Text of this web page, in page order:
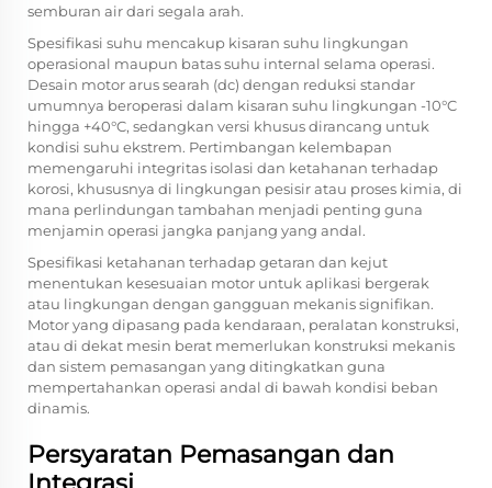
semburan air dari segala arah.
Spesifikasi suhu mencakup kisaran suhu lingkungan
operasional maupun batas suhu internal selama operasi.
Desain motor arus searah (dc) dengan reduksi standar
umumnya beroperasi dalam kisaran suhu lingkungan -10°C
hingga +40°C, sedangkan versi khusus dirancang untuk
kondisi suhu ekstrem. Pertimbangan kelembapan
memengaruhi integritas isolasi dan ketahanan terhadap
korosi, khususnya di lingkungan pesisir atau proses kimia, di
mana perlindungan tambahan menjadi penting guna
menjamin operasi jangka panjang yang andal.
Spesifikasi ketahanan terhadap getaran dan kejut
menentukan kesesuaian motor untuk aplikasi bergerak
atau lingkungan dengan gangguan mekanis signifikan.
Motor yang dipasang pada kendaraan, peralatan konstruksi,
atau di dekat mesin berat memerlukan konstruksi mekanis
dan sistem pemasangan yang ditingkatkan guna
mempertahankan operasi andal di bawah kondisi beban
dinamis.
Persyaratan Pemasangan dan